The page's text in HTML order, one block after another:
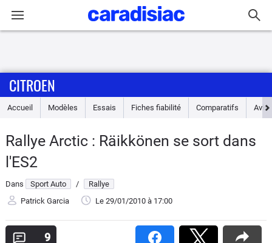
Accueil
Essais
Guide
d'achat
Electriques
CITROEN
Accueil Modèles Essais Fiches fiabilité Comparatifs Avis
Rallye Arctic : Räikkönen se sort dans
l'ES2
Dans Sport Auto /
Rallye
Patrick Garcia
Le 29/01/2010 à 17:00
9